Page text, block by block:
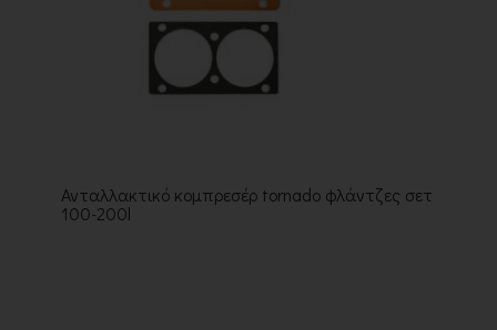
Ανταλλακτικό κομπρεσέρ tornado φλάντζες σετ
100-200l